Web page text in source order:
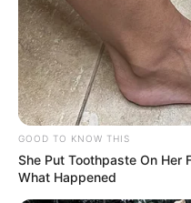
Enquanto se discute
categorias mantêm há
Primária, muitas vezes à
GOOD TO KNOW THIS
She Put Toothpaste On Her
What Happened